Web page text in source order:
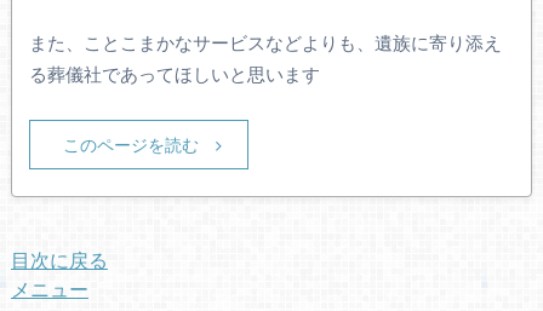
また、ことこまかなサービスなどよりも、遺族に寄り添え
る葬儀社であってほしいと思います
このページを読む
目次に戻る
メニュー